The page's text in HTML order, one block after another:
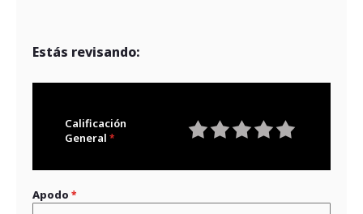
Estás revisando:
Calificación
General
Apodo